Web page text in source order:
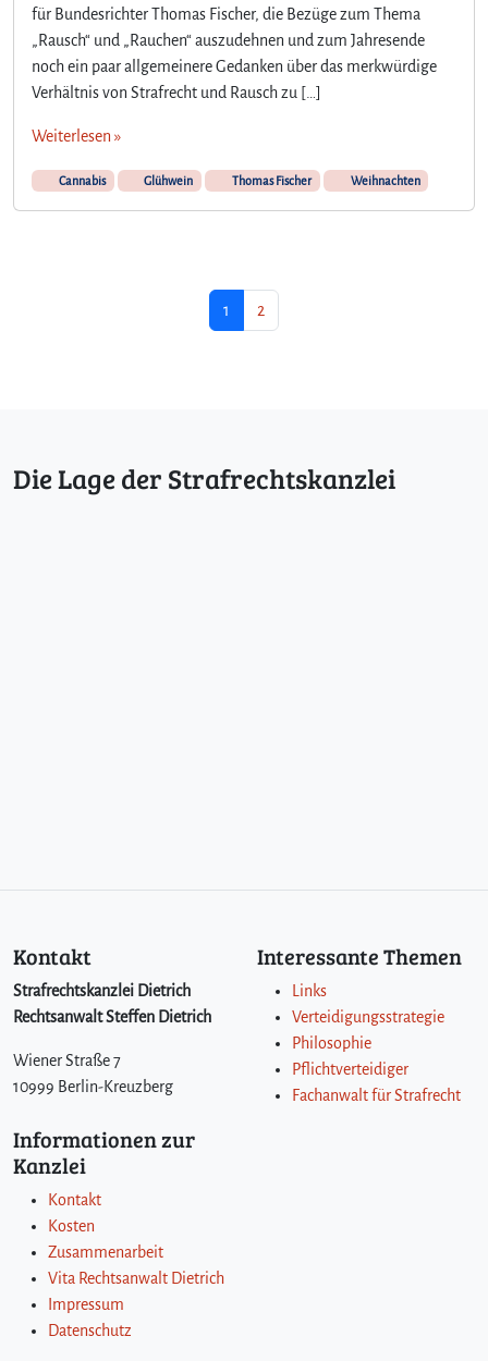
für Bundesrichter Thomas Fischer, die Bezüge zum Thema
„Rausch“ und „Rauchen“ auszudehnen und zum Jahresende
noch ein paar allgemeinere Gedanken über das merkwürdige
Verhältnis von Strafrecht und Rausch zu […]
Weiterlesen »
Cannabis Glühwein Thomas Fischer Weihnachten
Aktuelle Seite
1 Seite
2
Die Lage der Strafrechtskanzlei
Kontakt
Strafrechtskanzlei Dietrich
Rechtsanwalt Steffen Dietrich
Wiener Straße 7
10999 Berlin-Kreuzberg
Interessante Themen
Links
Verteidigungsstrategie
Philosophie
Pflichtverteidiger
Fachanwalt für Strafrecht
Informationen zur
Kanzlei
Kontakt
Kosten
Zusammenarbeit
Vita Rechtsanwalt Dietrich
Impressum
Datenschutz